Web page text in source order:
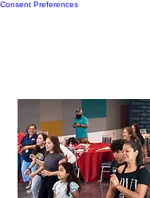
Consent Preferences